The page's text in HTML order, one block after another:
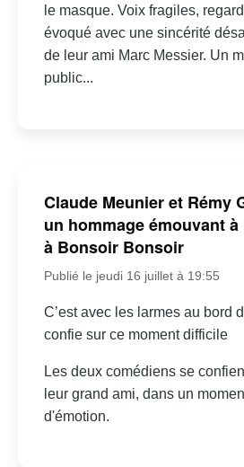
le masque. Voix fragiles,
évoqué avec une sincérité
de leur ami Marc Messier. Un
public...
Claude Meunier et Rémy
un hommage émouvant
à Bonsoir Bonsoir
Publié le jeudi 16 juillet à 19:55
C’est avec les larmes au bord
confie sur ce moment difficile
Les deux comédiens se
leur grand ami, dans un
d'émotion.